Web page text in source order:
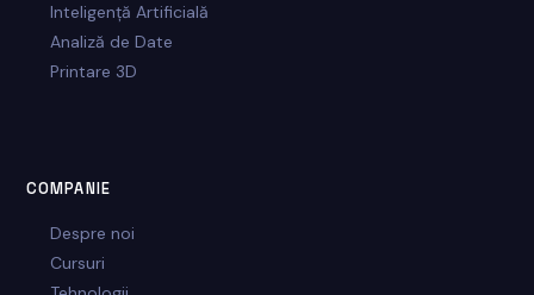
Inteligență Artificială
Analiză de Date
Printare 3D
COMPANIE
Despre noi
Cursuri